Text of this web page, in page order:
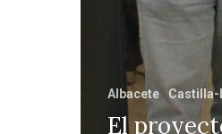
Albacete Castilla-
El